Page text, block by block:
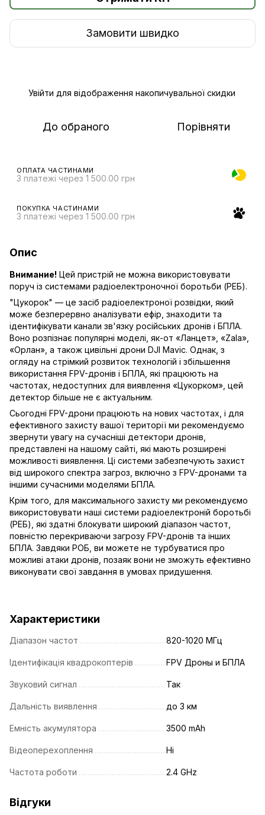
Замовити швидко
Увійти для відображення накопичувальної скидки
До обраного Порівняти
ОПЛАТА ЧАСТИНАМИ
3 платежі через 1 500.00 грн
ПОКУПКА ЧАСТИНАМИ
3 платежі через 1 500.00 грн
Опис
Внимание! Цей пристрій не можна використовувати
поруч із системами радіоелектроночної боротьби (РЕБ).
"Цукорок" — це засіб радіоелектроної розвідки, який
може безперервно аналізувати ефір, знаходити та
ідентифікувати канали зв'язку російських дронів і БПЛА.
Воно розпізнає популярні моделі, як-от «Ланцет», «Zala»,
«Орлан», а також цивільні дрони DJI Mavic. Однак, з
огляду на стрімкий розвиток технологій і збільшення
використання FPV-дронів і БПЛА, які працюють на
частотах, недоступних для виявлення «Цукорком», цей
детектор більше не є актуальним.
Сьогодні FPV-дрони працюють на нових частотах, і для
ефективного захисту вашої території ми рекомендуємо
звернути увагу на сучасніші детектори дронів
представлені на нашому сайті, які мають розширені
можливості виявлення. Ці системи забезпечують захист
від широкого спектра загроз, включно з FPV-дронами та
іншими сучасними моделями БПЛА.
Крім того, для максимального захисту ми рекомендуємо
використовувати наші системи радіоелектроній боротьбі
(РЕБ) , які здатні блокувати широкий діапазон частот,
повністю перекриваючи загрозу FPV-дронів та інших
БПЛА. Завдяки РОБ, ви можете не турбуватися про
можливі атаки дронів, позаяк вони не зможуть ефективно
виконувати свої завдання в умовах придушення.
Характеристики
Діапазон частот 820-1020 МГц
Ідентифікація квадрокоптерів FPV Дроны и БПЛА
Звуковий сигнал Так
Дальність виявлення до 3 км
Емність акумулятора 3500 mAh
Відеоперехоплення Ні
Частота роботи 2.4 GHz
Відгуки